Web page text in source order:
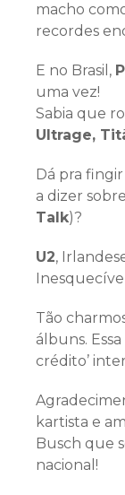
macho
recordes
E no Brasil,
uma vez!
Sabia que
Ultrage,
Dá pra fingir
a dizer
Talk)?
U2,
Tão
álbuns.
crédito’
kartista e
Busch que
nacional!